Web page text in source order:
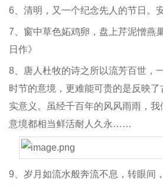
6、清明，又一个纪念先人的节日。安
7、窗中草色妬鸡卵，盘上芹泥憎
日作》
8、唐人杜牧的诗之所以流芳百世，
时节的意境，更难能可贵的是反映
实意义。虽经千百年的风风雨雨，
意境都相当鲜活耐人久永……
9、岁月如流水般奔流不息，转眼间